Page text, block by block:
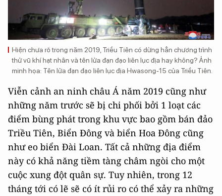
Hiện chưa rõ trong năm 2019, Triều Tiên có dừng hẳn chương trình
thử vũ khí hạt nhân và tên lửa đạn đạo liên lục địa hay không? Ảnh
minh họa: Tên lửa đạn đạo liên lục địa Hwasong-15 của Triều Tiên.
Viễn cảnh an ninh châu Á năm 2019 cũng như
những năm trước sẽ bị chi phối bởi 1 loạt các
điểm bùng phát trong khu vực bao gồm bán đảo
Triều Tiên, Biển Đông và biển Hoa Đông cũng
như eo biển Đài Loan. Tất cả những địa điểm
này có khả năng tiềm tàng châm ngòi cho một
cuộc xung đột quân sự. Tuy nhiên, trong 12
tháng tới có lẽ sẽ có ít rủi ro có thể xảy ra những